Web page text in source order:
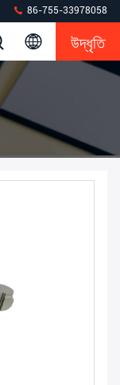
86-755-33978058
উদ্ধৃতি